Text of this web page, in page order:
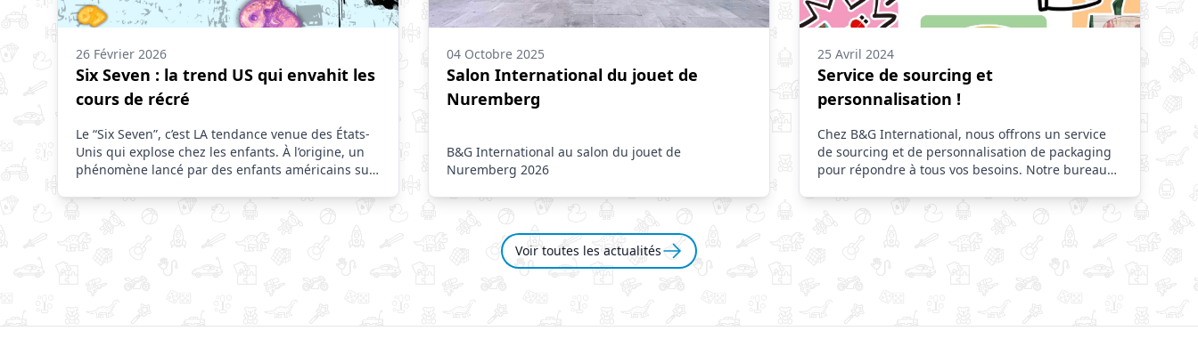
26 Février 2026
Six Seven : la trend US qui envahit les
cours de récré
Le “Six Seven”, c’est LA tendance venue des États-
Unis qui explose chez les enfants. À l’origine, un
phénomène lancé par des enfants américains sur
04 Octobre 2025
Salon International du jouet de
Nuremberg
B&G International au salon du jouet de
Nuremberg 2026
25 Avril 2024
Service de sourcing et
personnalisation !
Chez B&G International, nous offrons un service
de sourcing et de personnalisation de packaging
pour répondre à tous vos besoins. Notre bureau
demande pour trouver les produits qui
Voir toutes les actualités